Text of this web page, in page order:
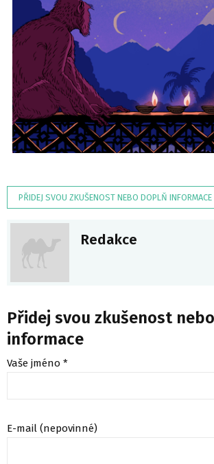
PŘIDEJ SVOU ZKUŠENOST NEBO DOPLŇ INFORMACE
Redakce
Přidej svou zkušenost
informace
Vaše jméno *
E-mail (nepovinné)